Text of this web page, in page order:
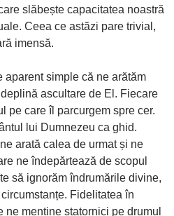
slăbește capacitatea noastră
Ceea ce astăzi pare trivial,
imensă.
aparent simple că ne arătăm
ascultare de El. Fiecare
pe care îl parcurgem spre cer.
lui Dumnezeu ca ghid.
arată calea de urmat și ne
ne îndepărtează de scopul
să ignorăm îndrumările divine,
Fidelitatea în
menține statornici pe drumul